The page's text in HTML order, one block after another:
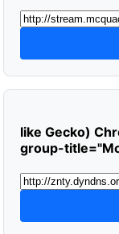
like Gecko)
group-